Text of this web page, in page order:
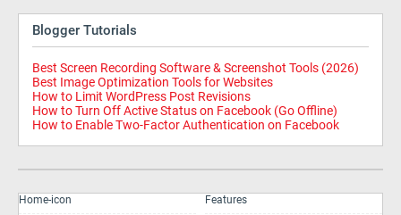
Blogger Tutorials
Best Screen Recording Software & Screenshot Tools (2026)
Best Image Optimization Tools for Websites
How to Limit WordPress Post Revisions
How to Turn Off Active Status on Facebook (Go Offline)
How to Enable Two-Factor Authentication on Facebook
Home-icon Features